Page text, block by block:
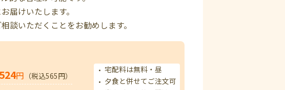
届けいたします。
談いただくことをお勧めします。
524円 （税込565円）
宅配料は無料・昼
夕食と併せてご注文可